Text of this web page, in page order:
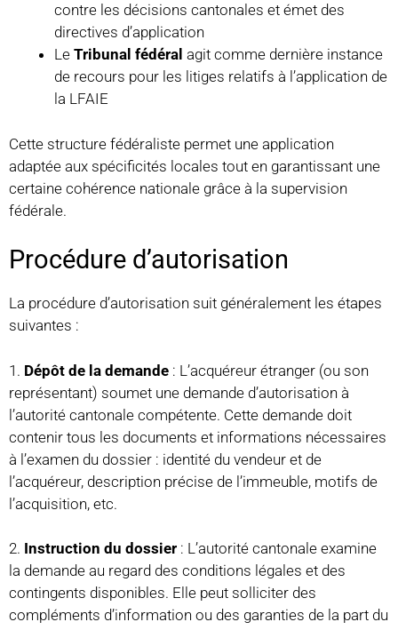
contre les décisions cantonales et émet des
directives d’application
Le Tribunal fédéral agit comme dernière instance
de recours pour les litiges relatifs à l’application de
la LFAIE
Cette structure fédéraliste permet une application
adaptée aux spécificités locales tout en garantissant une
certaine cohérence nationale grâce à la supervision
fédérale.
Procédure d’autorisation
La procédure d’autorisation suit généralement les étapes
suivantes :
1. Dépôt de la demande : L’acquéreur étranger (ou son
représentant) soumet une demande d’autorisation à
l’autorité cantonale compétente. Cette demande doit
contenir tous les documents et informations nécessaires
à l’examen du dossier : identité du vendeur et de
l’acquéreur, description précise de l’immeuble, motifs de
l’acquisition, etc.
2. Instruction du dossier : L’autorité cantonale examine
la demande au regard des conditions légales et des
contingents disponibles. Elle peut solliciter des
compléments d’information ou des garanties de la part du